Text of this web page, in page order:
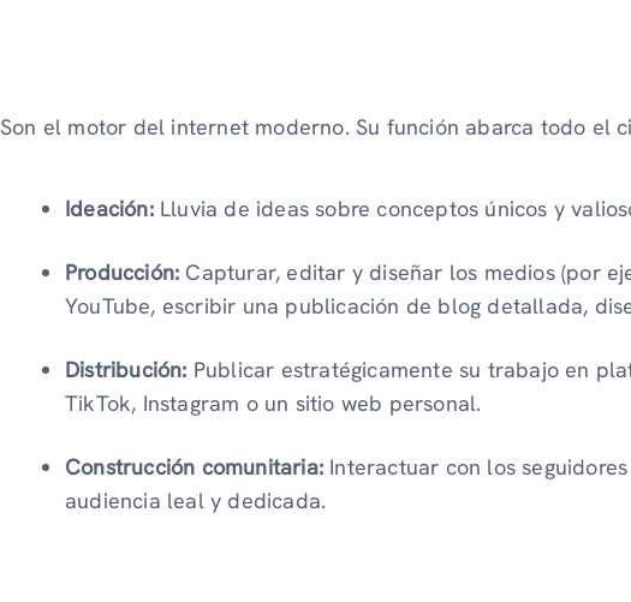
Son el motor del internet moderno. Su función abarca todo el
Ideación:Lluvia de ideas sobre conceptos únicos y
Producción: Capturar, editar y diseñar los medios (por
YouTube, escribir una publicación de blog detallada,
Distribución: Publicar estratégicamente su trabajo en
TikTok, Instagram o un sitio web personal.
Construcción comunitaria: Interactuar con los
audiencia leal y dedicada.